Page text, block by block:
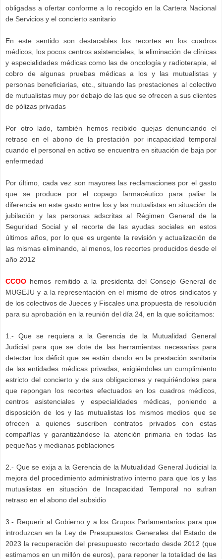
obligadas a ofertar conforme a lo recogido en la Cartera Nacional
de Servicios y el concierto sanitario
En este sentido son destacables los recortes en los cuadros
médicos, los pocos centros asistenciales, la eliminación de clínicas
y especialidades médicas como las de oncología y radioterapia, el
cobro de algunas pruebas médicas a los y las mutualistas y
personas beneficiarias, etc., situando las prestaciones al colectivo
de mutualistas muy por debajo de las que se ofrecen a sus clientes
de pólizas privadas
Por otro lado, también hemos recibido quejas denunciando el
retraso en el abono de la prestación por incapacidad temporal
cuando el personal en activo se encuentra en situación de baja por
enfermedad
Por último, cada vez son mayores las reclamaciones por el gasto
que se produce por el copago farmacéutico para paliar la
diferencia en este gasto entre los y las mutualistas en situación de
jubilación y las personas adscritas al Régimen General de la
Seguridad Social y el recorte de las ayudas sociales en estos
últimos años, por lo que es urgente la revisión y actualización de
las mismas eliminando, al menos, los recortes producidos desde el
año 2012
CCOO hemos remitido a la presidenta del Consejo General de
MUGEJU y a la representación en el mismo de otros sindicatos y
de los colectivos de Jueces y Fiscales una propuesta de resolución
para su aprobación en la reunión del día 24, en la que solicitamos:
1.- Que se requiera a la Gerencia de la Mutualidad General
Judicial para que se dote de las herramientas necesarias para
detectar los déficit que se están dando en la prestación sanitaria
de las entidades médicas privadas, exigiéndoles un cumplimiento
estricto del concierto y de sus obligaciones y requiriéndoles para
que repongan los recortes efectuados en los cuadros médicos,
centros asistenciales y especialidades médicas, poniendo a
disposición de los y las mutualistas los mismos medios que se
ofrecen a quienes suscriben contratos privados con estas
compañías y garantizándose la atención primaria en todas las
pequeñas y medianas poblaciones
2.- Que se exija a la Gerencia de la Mutualidad General Judicial la
mejora del procedimiento administrativo interno para que los y las
mutualistas en situación de Incapacidad Temporal no sufran
retraso en el abono del subsidio
3.- Requerir al Gobierno y a los Grupos Parlamentarios para que
introduzcan en la Ley de Presupuestos Generales del Estado de
2023 la recuperación del presupuesto recortado desde 2012 (que
estimamos en un millón de euros), para reponer la totalidad de las